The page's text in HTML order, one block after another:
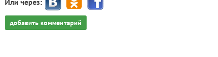
Или через:
добавить комментарий